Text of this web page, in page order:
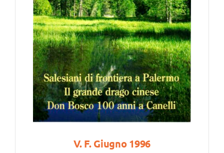
V. F. Giugno 1996